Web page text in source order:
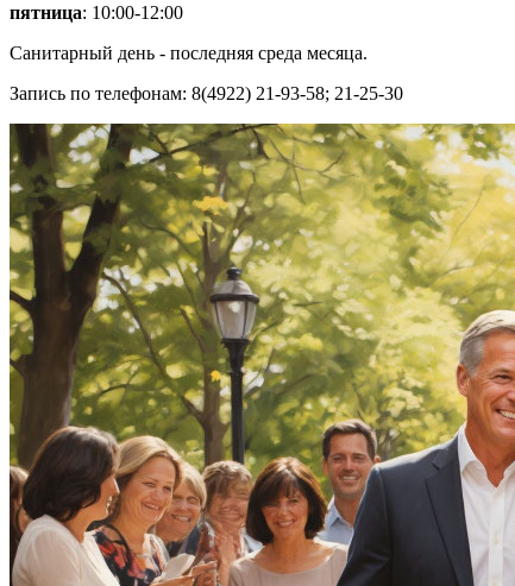
пятница: 10:00-12:00
Санитарный день - последняя среда месяца.
Запись по телефонам: 8(4922) 21-93-58; 21-25-30